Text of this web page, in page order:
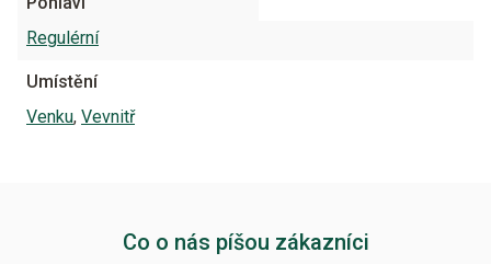
Regulérní
Umístění
Venku, Vevnitř
Co o nás píšou zákazníci